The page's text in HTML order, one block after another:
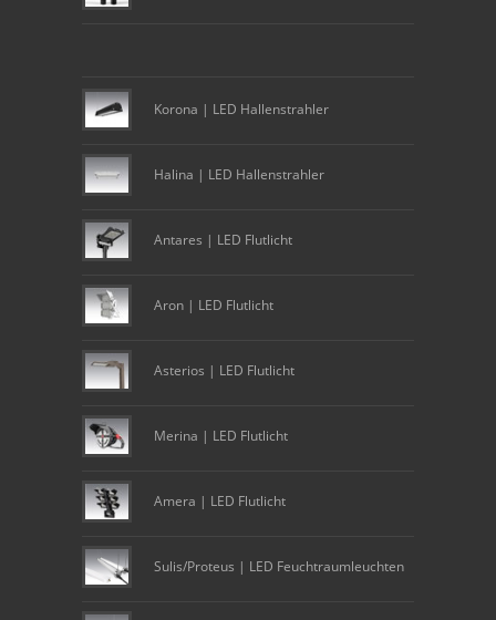
Korona | LED Hallenstrahler
Halina | LED Hallenstrahler
Antares | LED Flutlicht
Aron | LED Flutlicht
Asterios | LED Flutlicht
Merina | LED Flutlicht
Amera | LED Flutlicht
Sulis/Proteus | LED Feuchtraumleuchten